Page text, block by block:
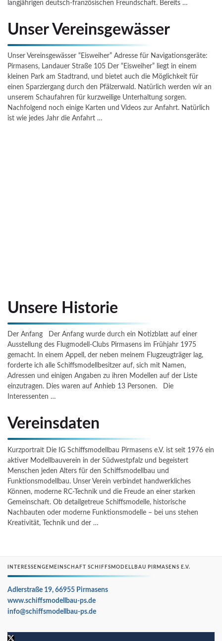
langjährigen deutsch-französischen Freundschaft. Bereits …
Unser Vereinsgewässer
Unser Vereinsgewässer “Eisweiher” Adresse für Navigationsgeräte:
Pirmasens, Landauer Straße 105 Der “Eisweiher” liegt in einem
kleinen Park am Stadtrand, und bietet auch die Möglichkeit für
einen Sparziergang durch den Pfälzerwald. Natürlich werden wir an
unserem Schaufahren für kurzweilige Unterhaltung sorgen.
Nachfolgend noch einige Karten und Videos zur Anfahrt. Natürlich
ist wie jedes Jahr die Anfahrt …
Unsere Historie
Der Anfang Der Anfang wurde durch ein Notizblatt auf einer
Ausstellung des Flugmodell-Clubs Pirmasens im Frühjahr 1975
gemacht. In einem Appell, der neben meinem Flugzeugträger lag,
forderte ich alle Schiffsmodellbesitzer auf, sich mit Namen,
Adressen und einigen Angaben zu ihren Modellen auf der Liste
einzutragen. Dies waren auf Anhieb 13 Personen. Die
Interessenten …
Vereinsdaten
Kurzportrait Die IG Schiffsmodellbau Pirmasens e.V. ist seit 1976 ein
aktiver Modellbauverein in der Südwestpfalz und begeistert
Menschen jeden Alters für den Schiffsmodellbau und
Funktionsmodellbau. Unser Verein verbindet handwerkliches
Können, moderne RC-Technik und die Freude an einer starken
Gemeinschaft. Ob detailgetreue Schiffsmodelle, historische
Nachbauten oder moderne Funktionsmodelle – bei uns stehen
Kreativität, Technik und der …
INTERESSENGEMEINSCHAFT SCHIFFSMODELLBAU PIRMASENS E.V.
Adlerstraße 19, 66955 Pirmasens
www.schiffsmodellbau-ps.de
info@schiffsmodellbau-ps.de